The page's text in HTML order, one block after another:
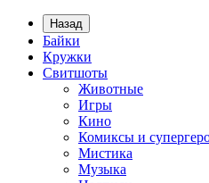
Назад
Байки
Кружки
Свитшоты
Животные
Игры
Кино
Комиксы и
Мистика
Музыка